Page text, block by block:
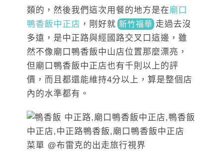
類的，然後我們這次用餐的地方是在廟口
鴨香飯中正店 ，剛好就 新竹福華 走過去沒
多遠，是中正路與經國路交叉口這邊，雖
然不像廟口鴨香飯中山店位置那麼漂亮，
但廟口鴨香飯中正店也有千則以上的評
價，而且都還能維持4分以上，算是整個店
內的水準都有。